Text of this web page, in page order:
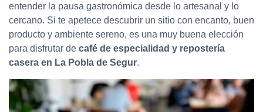
entender la pausa gastronómica desde lo artesanal y lo
cercano. Si te apetece descubrir un sitio con encanto, buen
producto y ambiente sereno, es una muy buena elección
para disfrutar de café de especialidad y repostería
casera en La Pobla de Segur.